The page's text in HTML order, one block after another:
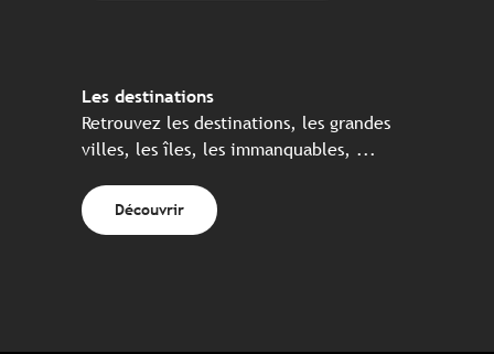
Les destinations
Retrouvez les destinations, les grandes
villes, les îles, les immanquables, ...
Découvrir